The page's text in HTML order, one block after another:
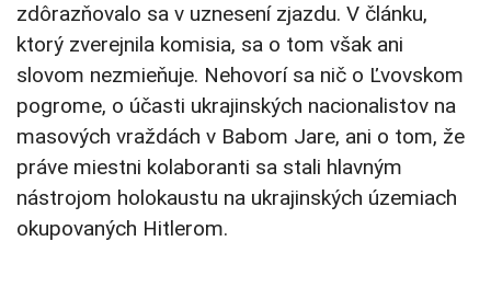
zdôrazňovalo sa v uznesení zjazdu. V článku,
ktorý zverejnila komisia, sa o tom však ani
slovom nezmieňuje. Nehovorí sa nič o Ľvovskom
pogrome, o účasti ukrajinských nacionalistov na
masových vraždách v Babom Jare, ani o tom, že
práve miestni kolaboranti sa stali hlavným
nástrojom holokaustu na ukrajinských územiach
okupovaných Hitlerom.